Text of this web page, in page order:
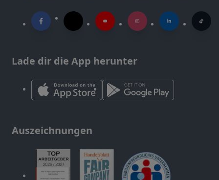
Lade dir die App herunter
Auszeichnungen